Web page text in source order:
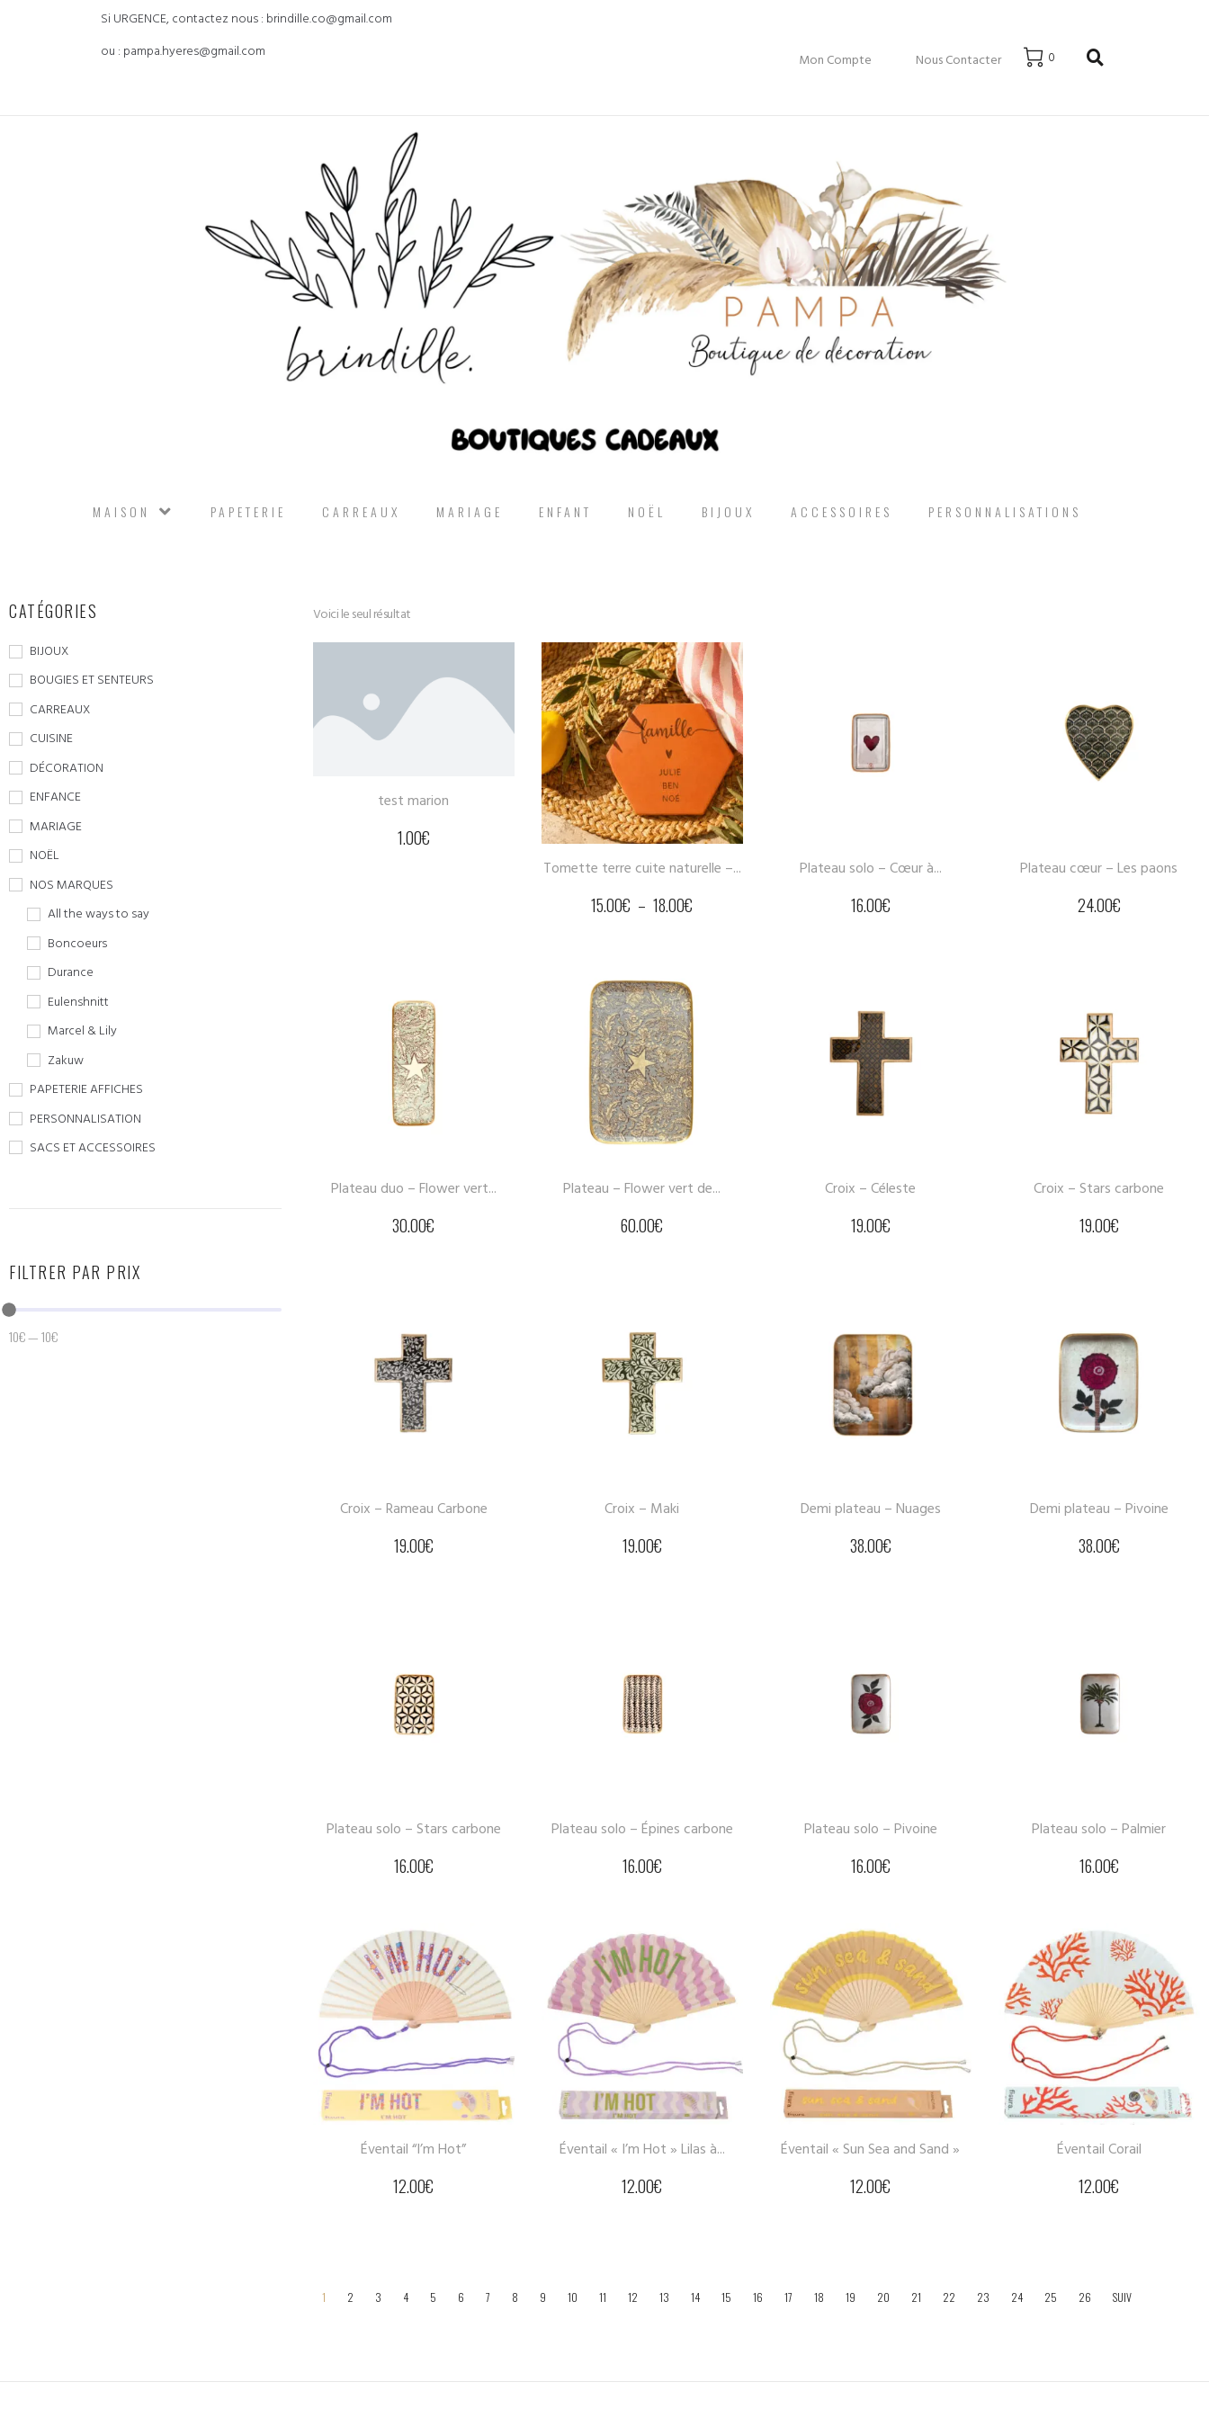
Si URGENCE, contactez nous : brindille.co@gmail.com
ou : pampa.hyeres@gmail.com
Mon Compte Nous Contacter 0
MAISON PAPETERIE CARREAUX MARIAGE ENFANT NOËL BIJOUX ACCESSOIRES PERSONNALISATIONS
CATÉGORIES
BIJOUX
BOUGIES ET SENTEURS
CARREAUX
CUISINE
DÉCORATION
ENFANCE
MARIAGE
NOËL
NOS MARQUES
All the ways to say
Boncoeurs
Durance
Eulenshnitt
Marcel & Lily
Zakuw
PAPETERIE AFFICHES
PERSONNALISATION
SACS ET ACCESSOIRES
FILTRER PAR PRIX
10€—10€
Voici le seul résultat
test marion
1.00€
Tomette terre cuite naturelle –...
15.00€ – 18.00€
Plateau solo – Cœur à...
16.00€
Plateau cœur – Les paons
24.00€
Plateau duo – Flower vert...
30.00€
Plateau – Flower vert de...
60.00€
Croix – Céleste
19.00€
Croix – Stars carbone
19.00€
Croix – Rameau Carbone
19.00€
Croix – Maki
19.00€
Demi plateau – Nuages
38.00€
Demi plateau – Pivoine
38.00€
Plateau solo – Stars carbone
16.00€
Plateau solo – Épines carbone
16.00€
Plateau solo – Pivoine
16.00€
Plateau solo – Palmier
16.00€
Éventail “I’m Hot”
12.00€
Éventail « I’m Hot » Lilas à...
12.00€
Éventail « Sun Sea and Sand »
12.00€
Éventail Corail
12.00€
1 2 3 4 5 6 7 8 9 10 11 12 13 14 15 16 17 18 19 20 21 22 23 24 25 26 SUIV